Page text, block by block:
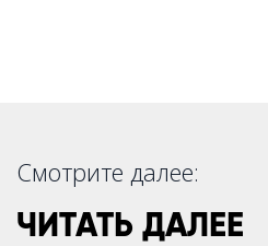
Смотрите далее:
ЧИТАТЬ ДАЛЕЕ